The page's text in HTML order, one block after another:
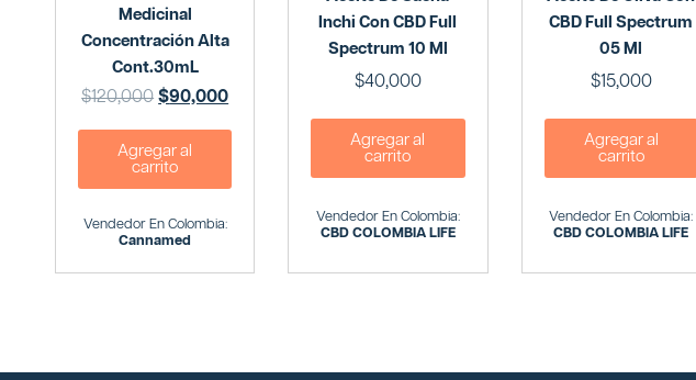
Medicinal
Concentración Alta
Cont.30mL
$120,000 $90,000
Agregar al
carrito
Vendedor En Colombia:
Cannamed
Inchi Con CBD Full
Spectrum 10 Ml
$40,000
Agregar al
carrito
Vendedor En Colombia:
CBD COLOMBIA LIFE
CBD Full Spectrum
05 Ml
$15,000
Agregar al
carrito
Vendedor En Colombia:
CBD COLOMBIA LIFE